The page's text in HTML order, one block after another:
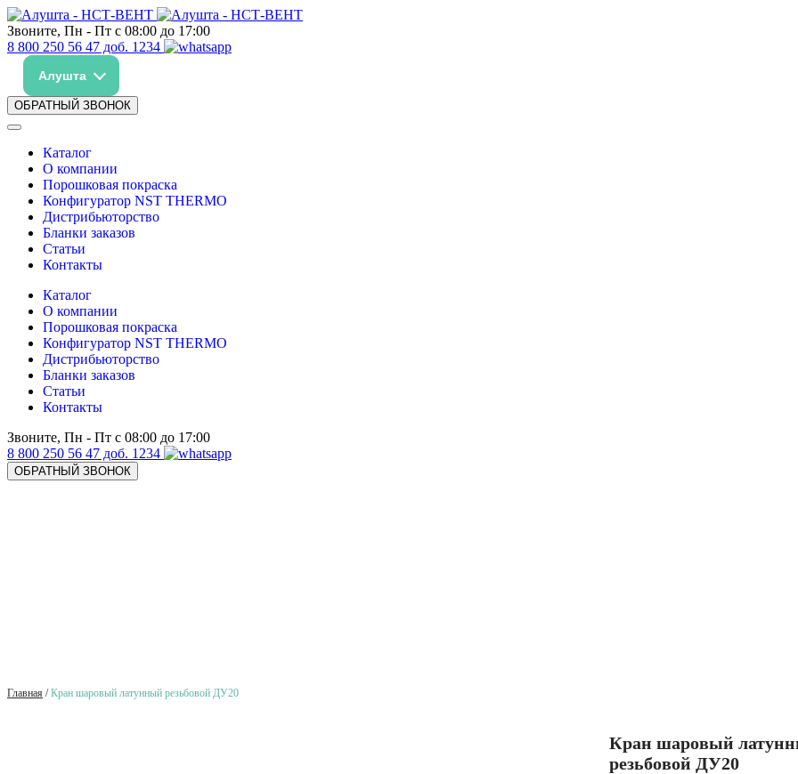
Звоните, Пн - Пт с 08:00 до 17:00
8 800 250 56 47 доб. 1234
Алушта
ОБРАТНЫЙ ЗВОНОК
Каталог
О компании
Порошковая покраска
Конфигуратор NST THERMO
Дистрибьюторство
Бланки заказов
Статьи
Контакты
Каталог
О компании
Порошковая покраска
Конфигуратор NST THERMO
Дистрибьюторство
Бланки заказов
Статьи
Контакты
Звоните, Пн - Пт с 08:00 до 17:00
8 800 250 56 47 доб. 1234
ОБРАТНЫЙ ЗВОНОК
Главная /Кран шаровый латунный резьбовой ДУ20
Кран шаровый
резьбовой ДУ20